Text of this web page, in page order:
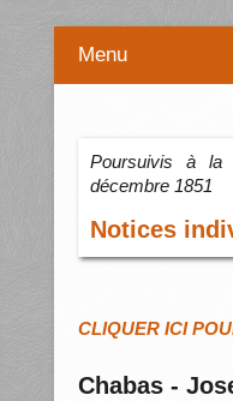
Menu
Poursuivis à la
décembre 1851
Notices
CLIQUER ICI
Chabas -